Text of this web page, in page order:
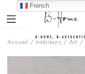
Accueil Intérieurs Art
French